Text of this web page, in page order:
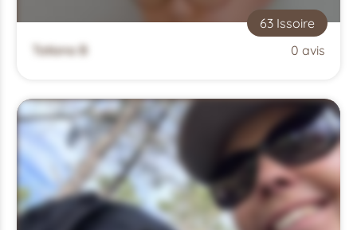
63 Issoire
Tatiana B
0 avis